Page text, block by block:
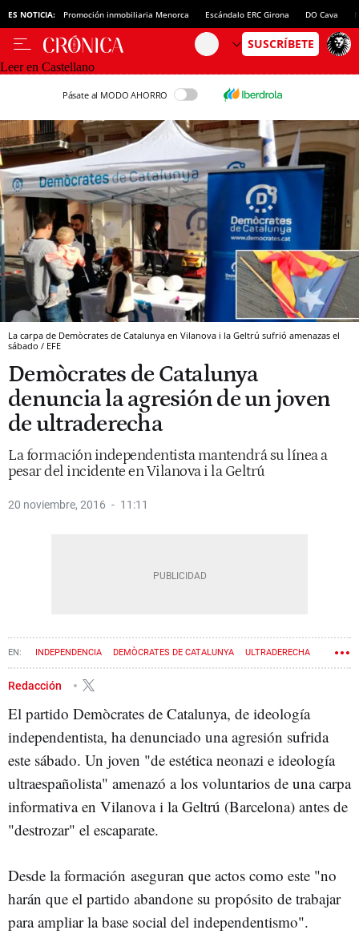
ES NOTICIA: Promoción inmobiliaria Menorca Escándalo ERC Girona DO Cava
Leer en Castellano
Pásate al MODO AHORRO
La carpa de Demòcrates de Catalunya en Vilanova i la Geltrú sufrió amenazas el
sábado / EFE
Demòcrates de Catalunya
denuncia la agresión de un joven
de ultraderecha
La formación independentista mantendrá su línea a
pesar del incidente en Vilanova i la Geltrú
20 noviembre, 2016 11:11
INDEPENDENCIA DEMÒCRATES DE CATALUNYA ULTRADERECHA
ESTELADA NEONAZISMO
Redacción
El partido Demòcrates de Catalunya, de ideología
independentista, ha denunciado una agresión sufrida
este sábado. Un joven "de estética neonazi e ideología
ultraespañolista" amenazó a los voluntarios de una carpa
informativa en Vilanova i la Geltrú (Barcelona) antes de
"destrozar" el escaparate.
Desde la formación aseguran que actos como este "no
harán que el partido abandone su propósito de trabajar
para ampliar la base social del independentismo".